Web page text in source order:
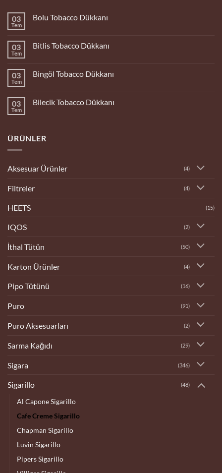
03
Tem
Bolu Tobacco Dükkanı
Tobacco
03
Tem
Bitlis Tobacco Dükkanı
Tobacco
03
Tem
Bingöl Tobacco Dükkanı
Tobacco
03
Tem
Bilecik Tobacco Dükkanı
Dükkanı
ÜRÜNLER
Aksesuar Ürünler (4)
Filtreler (4)
HEETS (15)
IQOS (2)
İthal Tütün (50)
Karton Ürünler (4)
Pipo Tütünü (16)
Puro (91)
Puro Aksesuarları (2)
Sarma Kağıdı (29)
Sigara (346)
Sigarillo (48)
Al Capone Sigarillo
Cafe Creme Sigarillo
Chapman Sigarillo
Luvin Sigarillo
Pipers Sigarillo